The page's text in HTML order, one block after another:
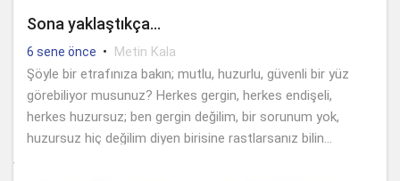
Sona yaklaştıkça…
6 sene önce • Metin Kala
Şöyle bir etrafınıza bakın; mutlu, huzurlu, güvenli bir yüz
görebiliyor musunuz? Herkes gergin, herkes endişeli,
herkes huzursuz; ben gergin değilim, bir sorunum yok,
huzursuz hiç değilim diyen birisine rastlarsanız bilin...